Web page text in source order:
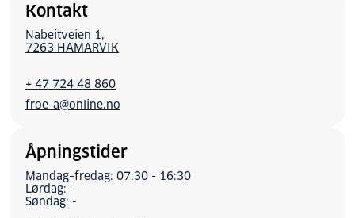
Kontakt
Nabeitveien 1
7263 HAMARVIK
+ 47 724 48 860
froe-a@online.no
Åpningstider
Mandag–fredag: 07:30 - 16:30
Lørdag: -
Søndag: -